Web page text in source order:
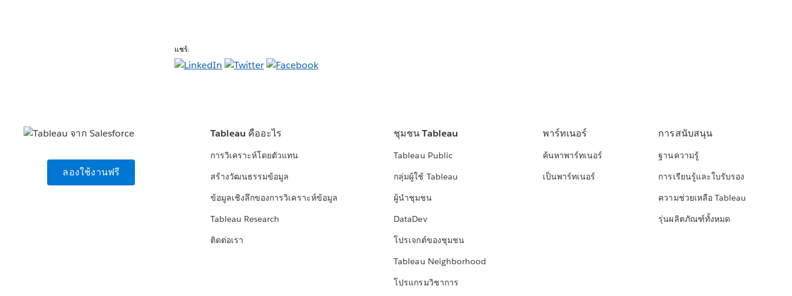
แชร์:
ลองใช้งานฟรี
Tableau คืออะไร
การวิเคราะห์โดยตัวแทน
สร้างวัฒนธรรมข้อมูล
ข้อมูลเชิงลึกของการวิเคราะห์ข้อมูล
Tableau Research
ติดต่อเรา
ชุมชน Tableau
Tableau Public
กลุ่มผู้ใช้ Tableau
ผู้นำชุมชน
DataDev
โปรเจกต์ของชุมชน
Tableau Neighborhood
โปรแกรมวิชาการ
พาร์ทเนอร์
ค้นหาพาร์ทเนอร์
เป็นพาร์ทเนอร์
การสนับสนุน
ฐานความรู้
การเรียนรู้และใบรับรอง
ความช่วยเหลือ Tableau
รุ่นผลิตภัณฑ์ทั้งหมด